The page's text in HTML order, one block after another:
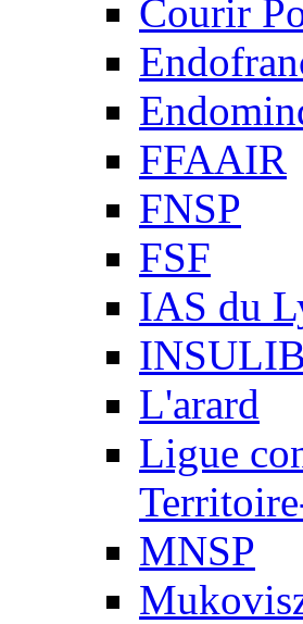
Courir
FFAAIR
FNSP
FSF
IAS du
INSULIB
L'arard
Ligue
MNSP